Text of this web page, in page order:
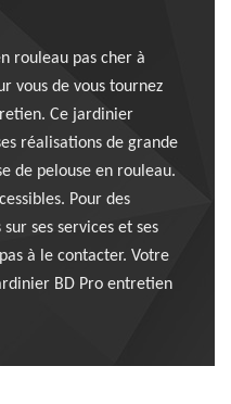
rouleau pas cher à
vous de vous tournez
Ce jardinier
réalisations de grande
de pelouse en rouleau.
Pour des
ses services et ses
à le contacter. Votre
BD Pro entretien